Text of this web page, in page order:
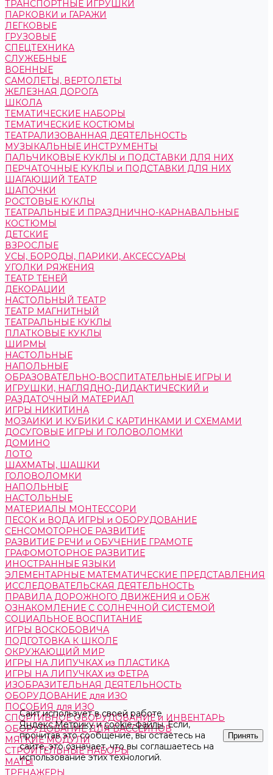
ТРАНСПОРТНЫЕ ИГРУШКИ
ПАРКОВКИ и ГАРАЖИ
ЛЕГКОВЫЕ
ГРУЗОВЫЕ
СПЕЦТЕХНИКА
СЛУЖЕБНЫЕ
ВОЕННЫЕ
САМОЛЕТЫ, ВЕРТОЛЕТЫ
ЖЕЛЕЗНАЯ ДОРОГА
ШКОЛА
ТЕМАТИЧЕСКИЕ НАБОРЫ
ТЕМАТИЧЕСКИЕ КОСТЮМЫ
ТЕАТРАЛИЗОВАННАЯ ДЕЯТЕЛЬНОСТЬ
МУЗЫКАЛЬНЫЕ ИНСТРУМЕНТЫ
ПАЛЬЧИКОВЫЕ КУКЛЫ и ПОДСТАВКИ ДЛЯ НИХ
ПЕРЧАТОЧНЫЕ КУКЛЫ и ПОДСТАВКИ ДЛЯ НИХ
ШАГАЮЩИЙ ТЕАТР
ШАПОЧКИ
РОСТОВЫЕ КУКЛЫ
ТЕАТРАЛЬНЫЕ И ПРАЗДНИЧНО-КАРНАВАЛЬНЫЕ
КОСТЮМЫ
ДЕТСКИЕ
ВЗРОСЛЫЕ
УСЫ, БОРОДЫ, ПАРИКИ, АКСЕССУАРЫ
УГОЛКИ РЯЖЕНИЯ
ТЕАТР ТЕНЕЙ
ДЕКОРАЦИИ
НАСТОЛЬНЫЙ ТЕАТР
ТЕАТР МАГНИТНЫЙ
ТЕАТРАЛЬНЫЕ КУКЛЫ
ПЛАТКОВЫЕ КУКЛЫ
ШИРМЫ
НАСТОЛЬНЫЕ
НАПОЛЬНЫЕ
ОБРАЗОВАТЕЛЬНО-ВОСПИТАТЕЛЬНЫЕ ИГРЫ И
ИГРУШКИ, НАГЛЯДНО-ДИДАКТИЧЕСКИЙ и
РАЗДАТОЧНЫЙ МАТЕРИАЛ
ИГРЫ НИКИТИНА
МОЗАИКИ И КУБИКИ С КАРТИНКАМИ И СХЕМАМИ
ДОСУГОВЫЕ ИГРЫ И ГОЛОВОЛОМКИ
ДОМИНО
ЛОТО
ШАХМАТЫ, ШАШКИ
ГОЛОВОЛОМКИ
НАПОЛЬНЫЕ
НАСТОЛЬНЫЕ
МАТЕРИАЛЫ МОНТЕССОРИ
ПЕСОК и ВОДА ИГРЫ и ОБОРУДОВАНИЕ
СЕНСОМОТОРНОЕ РАЗВИТИЕ
РАЗВИТИЕ РЕЧИ и ОБУЧЕНИЕ ГРАМОТЕ
ГРАФОМОТОРНОЕ РАЗВИТИЕ
ИНОСТРАННЫЕ ЯЗЫКИ
ЭЛЕМЕНТАРНЫЕ МАТЕМАТИЧЕСКИЕ ПРЕДСТАВЛЕНИЯ
ИССЛЕДОВАТЕЛЬСКАЯ ДЕЯТЕЛЬНОСТЬ
ПРАВИЛА ДОРОЖНОГО ДВИЖЕНИЯ и ОБЖ
ОЗНАКОМЛЕНИЕ С СОЛНЕЧНОЙ СИСТЕМОЙ
СОЦИАЛЬНОЕ ВОСПИТАНИЕ
ИГРЫ ВОСКОБОВИЧА
ПОДГОТОВКА К ШКОЛЕ
ОКРУЖАЮЩИЙ МИР
ИГРЫ НА ЛИПУЧКАХ из ПЛАСТИКА
ИГРЫ НА ЛИПУЧКАХ из ФЕТРА
ИЗОБРАЗИТЕЛЬНАЯ ДЕЯТЕЛЬНОСТЬ
ОБОРУДОВАНИЕ для ИЗО
ПОСОБИЯ для ИЗО
СПОРТИВНОЕ ОБОРУДОВАНИЕ и ИНВЕНТАРЬ
ОБОРУДОВАНИЕ ДЛЯ БАССЕЙНОВ
МЯГКИЕ МОДУЛИ
СТРОИТЕЛЬНЫЕ НАБОРЫ
МАТЫ
ТРЕНАЖЕРЫ
Сайт использует в своей работе
Яндекс.Метрикуиcookie-файлы. Если,
прочитав это сообщение, вы остаетесь на
сайте, это означает, что вы соглашаетесь на
использование этих технологий.
Принять